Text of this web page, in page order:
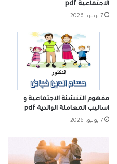
الاجتماعية pdf
7 يوليو، 2026
مفهوم التنشئة الاجتماعية و
اساليب المعاملة الوالدية pdf
7 يوليو، 2026